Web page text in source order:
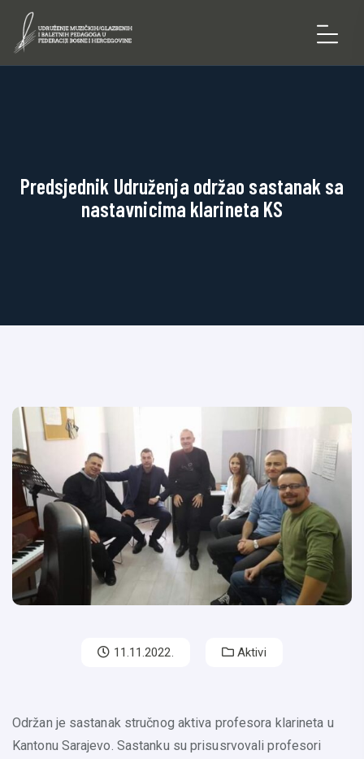
Predsjednik Udruženja održao sastanak sa
nastavnicima klarineta KS
11.11.2022. Aktivi
Održan je sastanak stručnog aktiva profesora klarineta u
Kantonu Sarajevo. Sastanku su prisusrvovali profesori